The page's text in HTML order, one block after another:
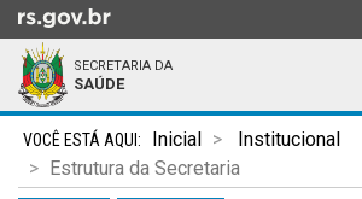
para
conteúdo
SECRETARIA DA
SAÚDE
Início
conteúdo
Inicial
Institucional
Estrutura da Secretaria